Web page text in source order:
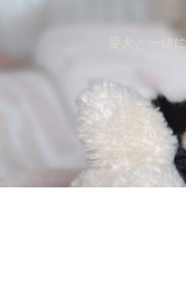
愛犬と一緒